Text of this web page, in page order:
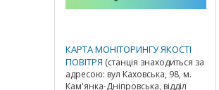
КАРТА МОНІТОРИНГУ ЯКОСТІ
ПОВІТРЯ (станція знаходиться за
адресою: вул Каховська, 98, м.
Кам'янка-Дніпровська, відділ